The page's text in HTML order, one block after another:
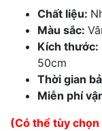
Chất liệu:
Màu sắc:
Kích thước:
50cm
Thời gian
Miễn phí
(Có thể tùy